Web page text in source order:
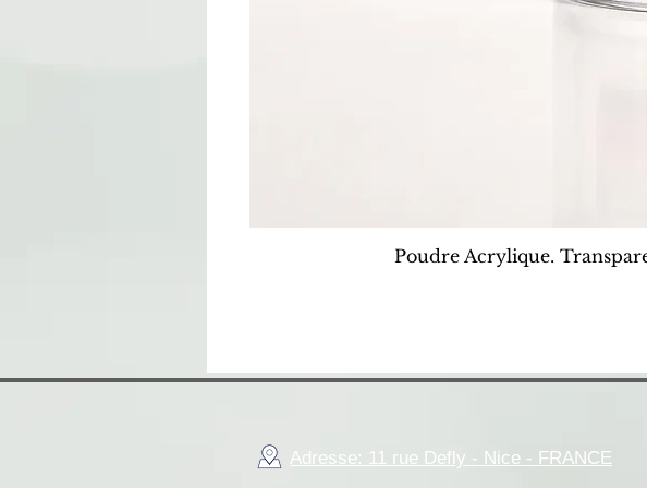
Poudre Acrylique.
Adresse: 11 rue Defly - Nice - FRANCE